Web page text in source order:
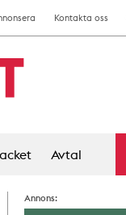
Kontakta oss
Avtal
Annons: